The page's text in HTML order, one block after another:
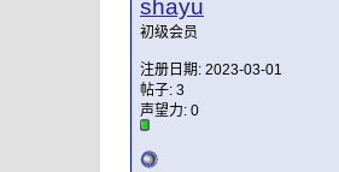
shayu
初级会员
注册日期: 2023-03-01
帖子: 3
声望力: 0